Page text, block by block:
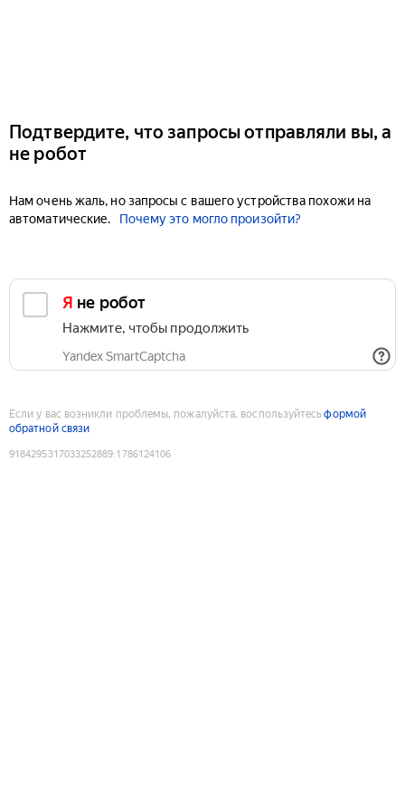
Подтвердите, что запросы отправляли вы, а
не робот
Нам очень жаль, но запросы с вашего устройства похожи на
автоматические.
Почему это могло произойти?
Я не робот
Нажмите, чтобы продолжить
Yandex SmartCaptcha
Если у вас возникли проблемы, пожалуйста, воспользуйтесьформой
обратной связи
9184295317033252889:1786124106